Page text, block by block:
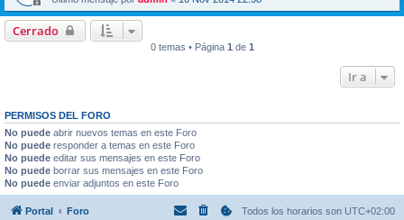
Cerrado
0 temas • Página 1 de 1
Ir a
PERMISOS DEL FORO
No puede abrir nuevos temas en este Foro
No puede responder a temas en este Foro
No puede editar sus mensajes en este Foro
No puede borrar sus mensajes en este Foro
No puede enviar adjuntos en este Foro
Portal Foro Todos los horarios son UTC+02:00